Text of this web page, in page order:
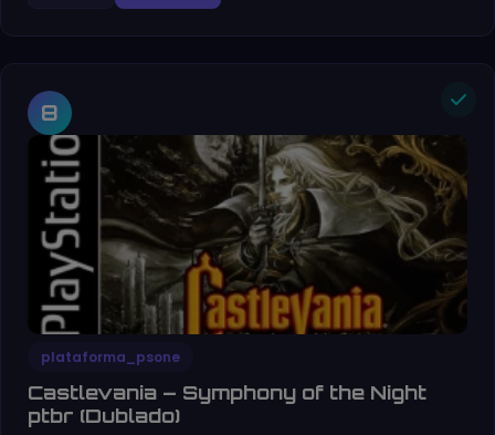
8
plataforma_psone
Castlevania – Symphony of the Night
ptbr (Dublado)